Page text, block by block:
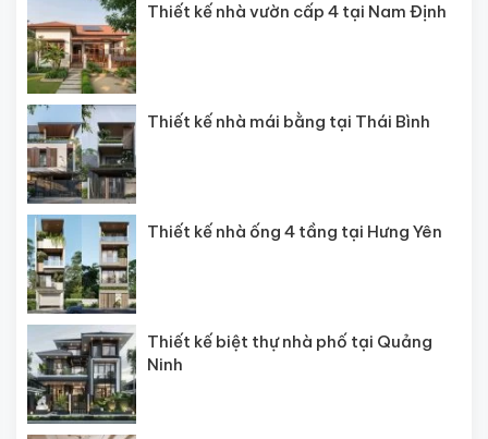
Thiết kế nhà vườn cấp 4 tại Nam Định
Thiết kế nhà mái bằng tại Thái Bình
Thiết kế nhà ống 4 tầng tại Hưng Yên
Thiết kế biệt thự nhà phố tại Quảng
Ninh